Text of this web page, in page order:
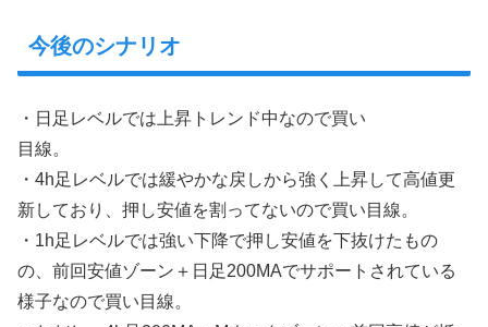
今後のシナリオ
・日足レベルでは上昇トレンド中なので買い
目線。
・4h足レベルでは緩やかな戻しから強く上昇して高値更
新しており、押し安値を割ってないので買い目線。
・1h足レベルでは強い下降で押し安値を下抜けたもの
の、前回安値ゾーン＋日足200MAでサポートされている
様子なので買い目線。